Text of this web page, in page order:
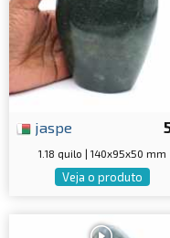
jaspe
1.18 quilo | 140x95x50 mm
Veja o produto